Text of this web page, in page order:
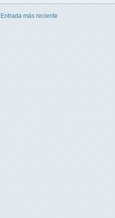
Entrada más reciente